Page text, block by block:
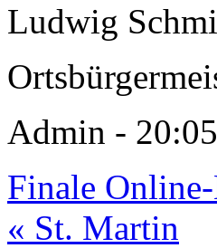
Ludwig
Admin -
Finale
« St. Martin